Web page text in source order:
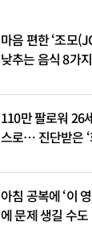
마음 편한 ‘조모
낮추는 음식 8가지
110만 팔로워 26
스로… 진단받은 ‘
아침 공복에 ‘이
에 문제 생길 수도